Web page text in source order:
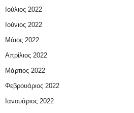
Ιούλιος 2022
Ιούνιος 2022
Μάιος 2022
Απρίλιος 2022
Μάρτιος 2022
Φεβρουάριος 2022
Ιανουάριος 2022